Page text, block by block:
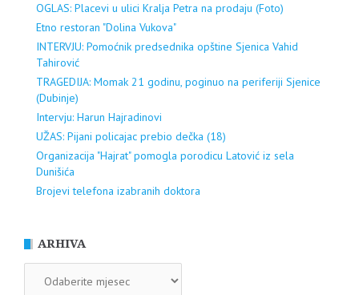
OGLAS: Placevi u ulici Kralja Petra na prodaju (Foto)
Etno restoran "Dolina Vukova"
INTERVJU: Pomoćnik predsednika opštine Sjenica Vahid
Tahirović
TRAGEDIJA: Momak 21 godinu, poginuo na periferiji Sjenice
(Dubinje)
Intervju: Harun Hajradinovi
UŽAS: Pijani policajac prebio dečka (18)
Organizacija "Hajrat" pomogla porodicu Latović iz sela
Dunišića
Brojevi telefona izabranih doktora
ARHIVA